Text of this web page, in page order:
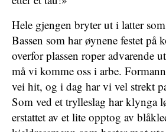
Hele gjengen bryter ut i latter
Bassen som har øynene festet på
overfor plassen roper advarende
må vi komme oss i arbe.
vei hit, og i dag har vi vel strekt
Som ved et trylleslag har klynga
erstattet av et lite opptog av